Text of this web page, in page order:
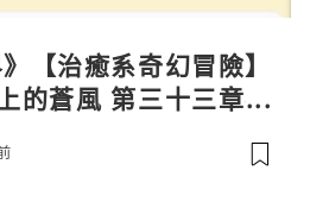
【治癒系奇幻冒險】
的蒼風 第三十三章—